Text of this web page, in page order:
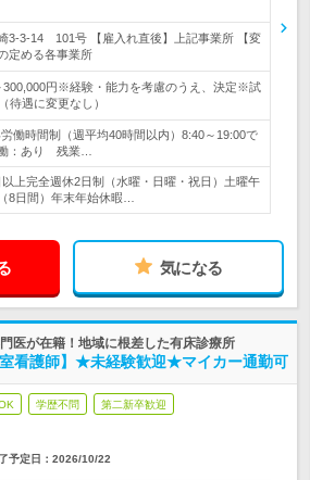
3-3-14 101号 【雇入れ直後】上記事業所 【変
定める各事業所
300,000円※経験・能力を考慮のうえ、決定※試
待遇に変更なし）
働時間制（週平均40時間以内）8:40～19:00で
：あり 残業…
上完全週休2日制（水曜・日曜・祝日）土曜午
8日間）年末年始休暇…
気になる
医が在籍！地域に根差した有床診療所
室看護師】★未経験歓迎★マイカー通勤可
学歴不問 第二新卒歓迎
予定日： 2026/10/22